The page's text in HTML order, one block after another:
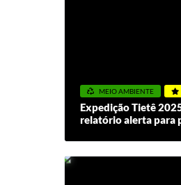
MEIO AMBIENTE
Expedição Tietê
relatório alerta para